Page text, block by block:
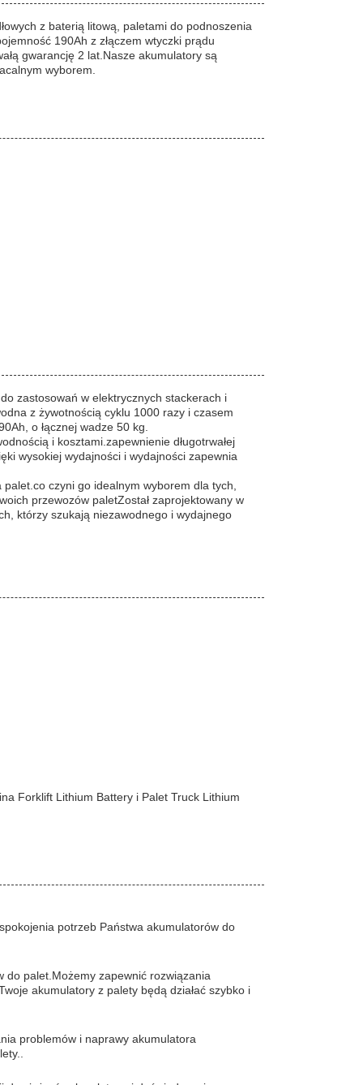
z baterią litową, paletami do podnoszenia
190Ah z złączem wtyczki prądu
gwarancję 2 lat.Nasze akumulatory są
wyborem.
zastosowań w elektrycznych stackerach i
z żywotnością cyklu 1000 razy i czasem
o łącznej wadze 50 kg.
i kosztami.zapewnienie długotrwałej
wysokiej wydajności i wydajności zapewnia
czyni go idealnym wyborem dla tych,
przewozów paletZostał zaprojektowany w
którzy szukają niezawodnego i wydajnego
Forklift Lithium Battery i Palet Truck Lithium
potrzeb Państwa akumulatorów do
do palet.Możemy zapewnić rozwiązania
akumulatory z palety będą działać szybko i
problemów i naprawy akumulatora